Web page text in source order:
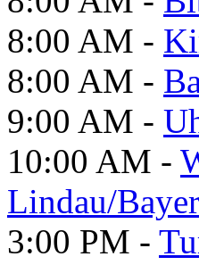
8:00 AM -
8:00 AM -
9:00 AM -
10:00 AM -
Lindau/
3:00 PM -